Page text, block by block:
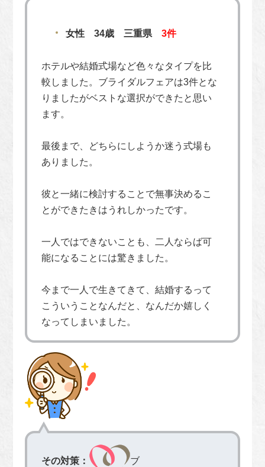
女性 34歳 三重県3件
ホテルや結婚式場など色々なタイプを比
較しました。ブライダルフェアは3件とな
りましたがベストな選択ができたと思い
ます。
最後まで、どちらにしようか迷う式場も
ありました。
彼と一緒に検討することで無事決めるこ
とができたきはうれしかったです。
一人ではできないことも、二人ならば可
能になることには驚きました。
今まで一人で生きてきて、結婚するって
こういうことなんだと、なんだか嬉しく
なってしまいました。
その対策： ブ